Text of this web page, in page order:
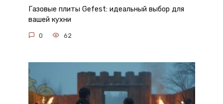
Газовые плиты Gefest: идеальный выбор для
вашей кухни
0 62